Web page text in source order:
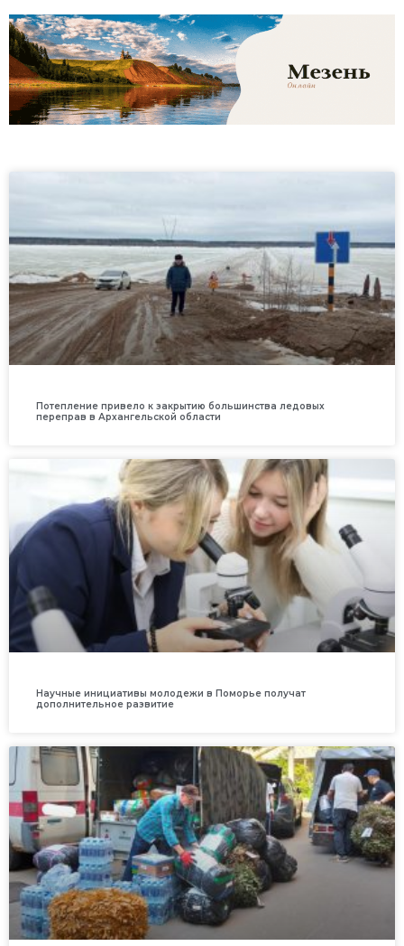
Потепление привело к закрытию большинства ледовых
переправ в Архангельской области
Научные инициативы молодежи в Поморье получат
дополнительное развитие